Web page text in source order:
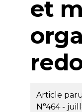
et
Article
N°464 -